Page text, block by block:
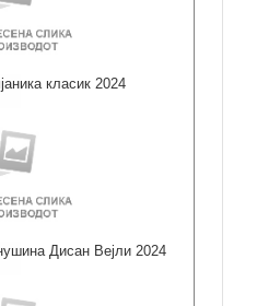
класик 2024
Дисан Вејли 2024